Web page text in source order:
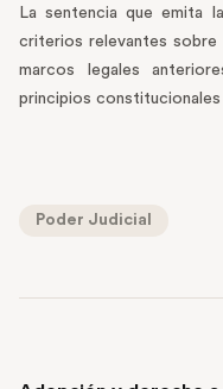
La sentencia que emita
criterios relevantes sobre
marcos legales
principios
Poder Judicial